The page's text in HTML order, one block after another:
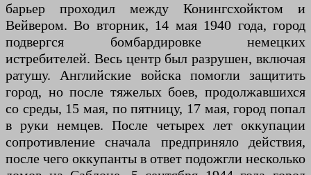
барьер проходил между Конингсхойктом и
Вейвером. Во вторник, 14 мая 1940 года, город
подвергся бомбардировке немецких
истребителей. Весь центр был разрушен, включая
ратушу. Английские войска помогли защитить
город, но после тяжелых боев, продолжавшихся
со среды, 15 мая, по пятницу, 17 мая, город попал
в руки немцев. После четырех лет оккупации
сопротивление сначала предприняло действия,
после чего оккупанты в ответ подожгли несколько